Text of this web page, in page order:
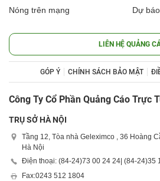
Nóng trên mạng Dự
LIÊN HỆ QUẢNG
GÓP Ý CHÍNH SÁCH BẢO MẬT
Công Ty Cổ Phần Quảng Cáo Trực
TRỤ SỞ HÀ NỘI
Tầng 12, Tòa nhà Geleximco , 36 Hoàng
Hà Nội
Điện thoại: (84-24)73 00 24 24 | (84-24)35
Fax:0243 512 1804